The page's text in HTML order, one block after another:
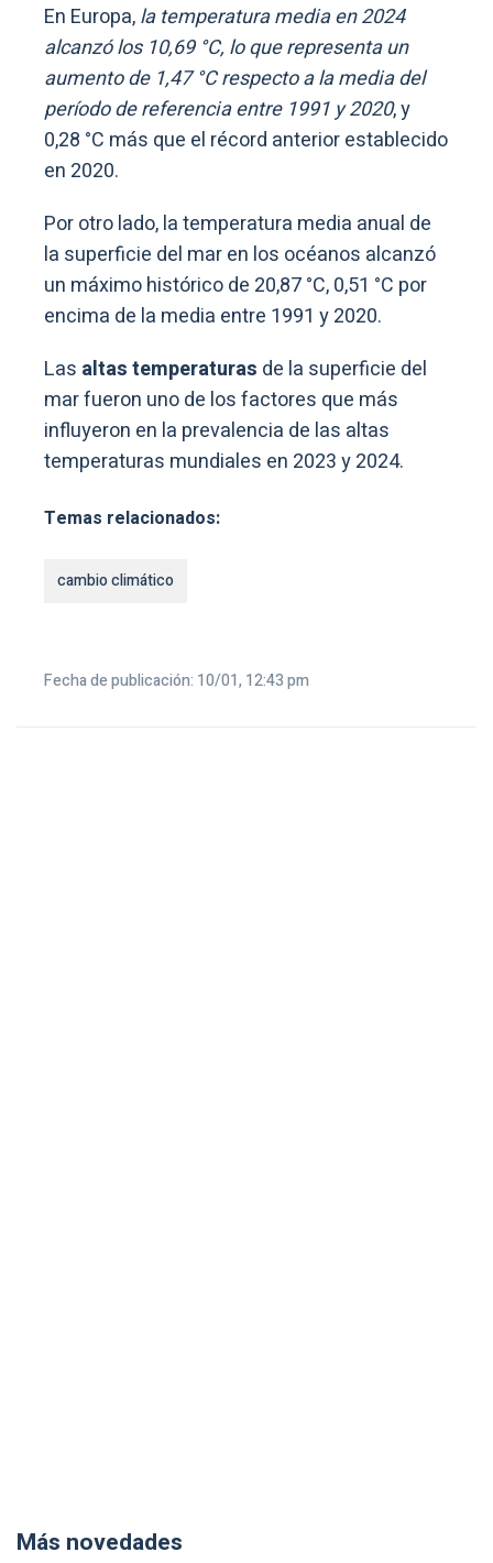
En Europa,la temperatura media en 2024
alcanzó los 10,69 °C, lo que representa un
aumento de 1,47 °C respecto a la media del
período de referencia entre 1991 y 2020, y
0,28 °C más que el récord anterior establecido
en 2020.
Por otro lado, la temperatura media anual de
la superficie del mar en los océanos alcanzó
un máximo histórico de 20,87 °C, 0,51 °C por
encima de la media entre 1991 y 2020.
Las altas temperaturas de la superficie del
mar fueron uno de los factores que más
influyeron en la prevalencia de las altas
temperaturas mundiales en 2023 y 2024.
Temas relacionados:
cambio climático
Fecha de publicación: 10/01, 12:43 pm
Más novedades